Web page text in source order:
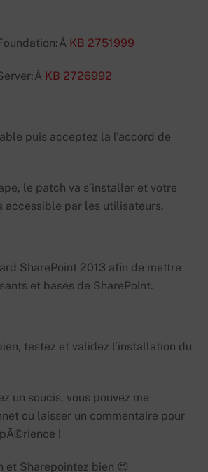
KB 2751999
KB 2726992
puis acceptez la l’accord de
le patch va s’installer et votre
accessible par les utilisateurs.
SharePoint 2013 afin de mettre
et bases de SharePoint.
testez et validez l’installation du
un soucis, vous pouvez me
ou laisser un commentaire pour
!
et Sharepointez bien 😉